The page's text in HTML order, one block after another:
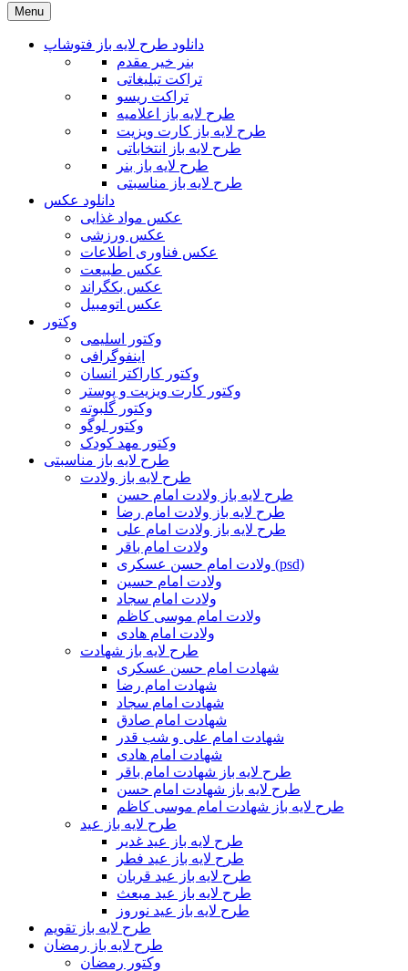
Menu
دانلود طرح لایه باز فتوشاپ
بنر خیر مقدم
تراکت تبلیغاتی
تراکت ریسو
طرح لایه باز اعلامیه
طرح لایه باز کارت ویزیت
طرح لایه باز انتخاباتی
طرح لایه باز بنر
طرح لایه باز مناسبتی
دانلود عکس
عکس مواد غذایی
عکس ورزشی
عکس فناوری اطلاعات
عکس طبیعت
عکس بکگراند
عکس اتومبیل
وکتور
وکتور اسلیمی
اینفوگرافی
وکتور کاراکتر انسان
وکتور کارت ویزیت و پوستر
وکتور گلبوته
وکتور لوگو
وکتور مهد کودک
طرح لایه باز مناسبتی
طرح لایه باز ولادت
طرح لایه باز ولادت امام حسن
طرح لایه باز ولادت امام رضا
طرح لایه باز ولادت امام علی
ولادت امام باقر
ولادت امام حسن عسکری (psd)
ولادت امام حسین
ولادت امام سجاد
ولادت امام موسی کاظم
ولادت امام هادی
طرح لایه باز شهادت
شهادت امام حسن عسکری
شهادت امام رضا
شهادت امام سجاد
شهادت امام صادق
شهادت امام علی و شب قدر
شهادت امام هادی
طرح لایه باز شهادت امام باقر
طرح لایه باز شهادت امام حسن
طرح لایه باز شهادت امام موسی کاظم
طرح لایه باز عید
طرح لایه باز عید غدیر
طرح لایه باز عید فطر
طرح لایه باز عید قربان
طرح لایه باز عید مبعث
طرح لایه باز عید نوروز
طرح لایه باز تقویم
طرح لایه باز رمضان
وکتور رمضان